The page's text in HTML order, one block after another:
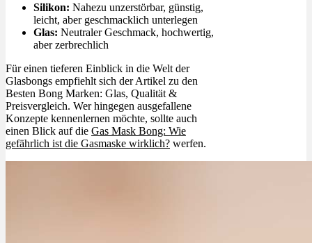
Silikon: Nahezu unzerstörbar, günstig,
leicht, aber geschmacklich unterlegen
Glas: Neutraler Geschmack, hochwertig,
aber zerbrechlich
Für einen tieferen Einblick in die Welt der
Glasbongs empfiehlt sich der Artikel zu den
Besten Bong Marken: Glas, Qualität &
Preisvergleich. Wer hingegen ausgefallene
Konzepte kennenlernen möchte, sollte auch
einen Blick auf die Gas Mask Bong: Wie
gefährlich ist die Gasmaske wirklich? werfen.